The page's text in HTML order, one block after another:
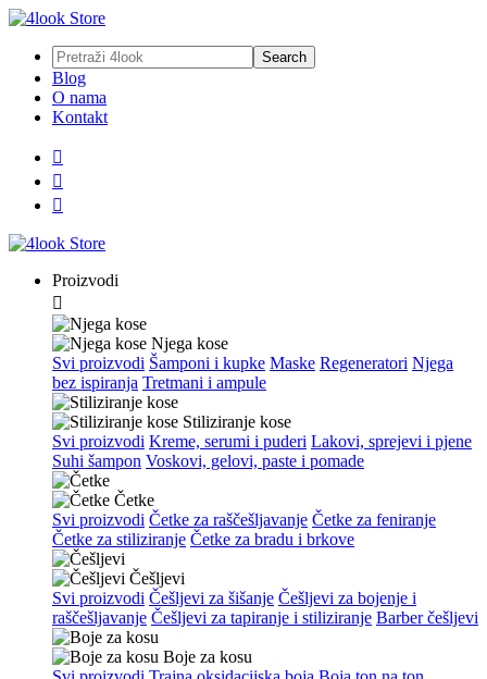
Blog
O nama
Kontakt



Proizvodi

Njega kose
Svi proizvodi Šamponi i kupke Maske Regeneratori Njega
bez ispiranja Tretmani i ampule
Stiliziranje kose
Svi proizvodi Kreme, serumi i puderi Lakovi, sprejevi i pjene
Suhi šampon Voskovi, gelovi, paste i pomade
Četke
Svi proizvodi Četke za raščešljavanje Četke za feniranje
Četke za stiliziranje Četke za bradu i brkove
Češljevi
Svi proizvodi Češljevi za šišanje Češljevi za bojenje i
raščešljavanje Češljevi za tapiranje i stiliziranje Barber češljevi
Boje za kosu